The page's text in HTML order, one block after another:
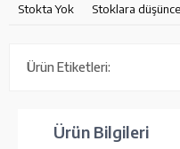
Stokta Yok Stoklara
Ürün Etiketleri:
Ürün Bilgileri